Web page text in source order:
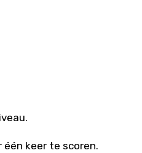
keer te scoren.